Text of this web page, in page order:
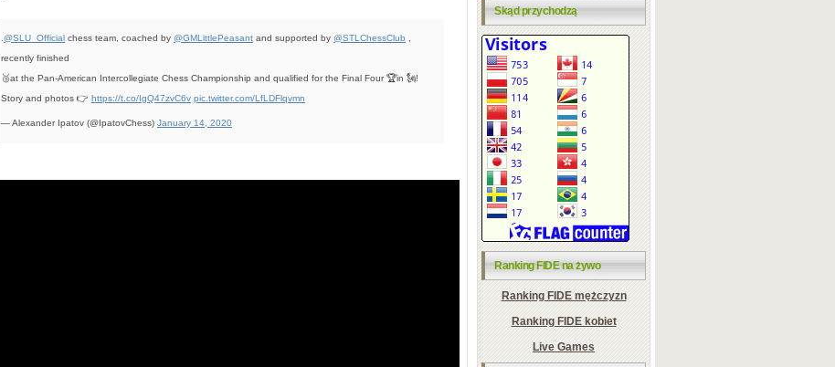
@SLU_Official chess team, coached by @GMLittlePeasant and supported by @STLChessClub
recently finished
🥉at the Pan-American Intercollegiate Chess Championship and qualified for the Final Four 🏆in 🗽!
Story and photos 👉 https://t.co/IgQ47zvC6v pic.twitter.com/LfLDFlqvmn
— Alexander Ipatov (@IpatovChess) January 14, 2020
Skąd przychodzą
Ranking FIDE na żywo
Ranking FIDE mężczyzn
Ranking FIDE kobiet
Live Games